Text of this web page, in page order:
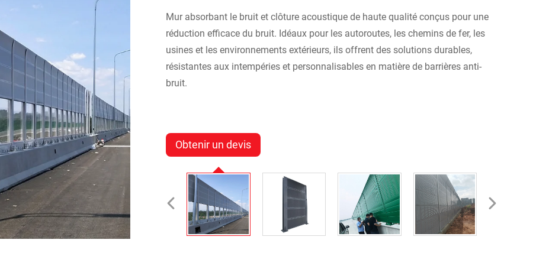
Mur absorbant le bruit et clôture acoustique de haute qualité conçus pour une
réduction efficace du bruit. Idéaux pour les autoroutes, les chemins de fer, les
usines et les environnements extérieurs, ils offrent des solutions durables,
résistantes aux intempéries et personnalisables en matière de barrières anti-
bruit.
Obtenir un devis